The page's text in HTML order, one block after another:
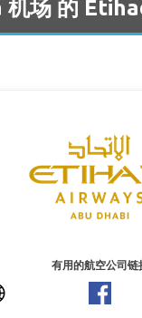
机场 的
有用的航空公司链